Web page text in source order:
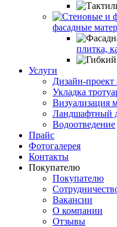
фасадные
плитка,
Услуги
Дизайн-
Укладка
Визуализация
Ландшафтный
Водоотведение
Прайс
Фотогалерея
Контакты
Покупателю
Покупателю
Вакансии
О компании
Отзывы